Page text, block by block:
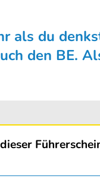
als du
den BE.